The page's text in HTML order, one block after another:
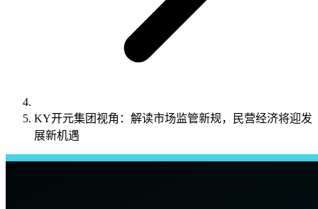
KY开元集团视角：解读市场监管新规，民营经济将迎发
展新机遇